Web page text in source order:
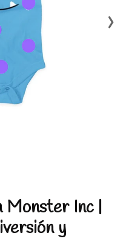
›
Monster Inc |
y